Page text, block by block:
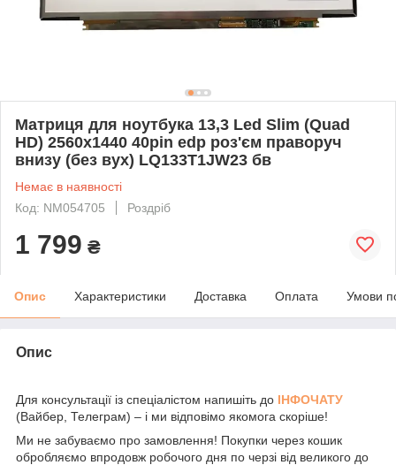
Матриця для ноутбука 13,3 Led Slim (Quad
HD) 2560x1440 40pin edp роз'єм праворуч
внизу (без вух) LQ133T1JW23 бв
Немає в наявності
Код: NM054705
Роздріб
1 799 ₴
Опис Характеристики Доставка Оплата Умови
Опис
Для консультації із спеціалістом напишіть до ІНФОЧАТУ
(Вайбер, Телеграм) – і ми відповімо якомога скоріше!
Ми не забуваємо про замовлення! Покупки через кошик
обробляємо впродовж робочого дня по черзі від великого до